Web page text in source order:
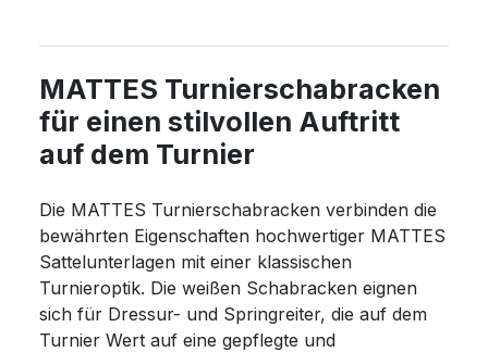
MATTES Turnierschabracken
für einen stilvollen Auftritt
auf dem Turnier
Die MATTES Turnierschabracken verbinden die
bewährten Eigenschaften hochwertiger MATTES
Sattelunterlagen mit einer klassischen
Turnieroptik. Die weißen Schabracken eignen
sich für Dressur- und Springreiter, die auf dem
Turnier Wert auf eine gepflegte und